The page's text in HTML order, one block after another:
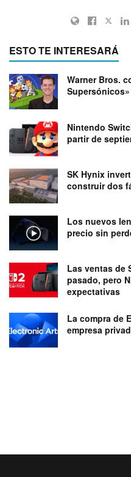
ESTO TE INTERESARÁ
Warner Bros.
Nintendo
partir de
SK Hynix
construir dos
Los nuevos
precio sin
Las ventas de
pasado, pero
expectativas
La compra de
empresa